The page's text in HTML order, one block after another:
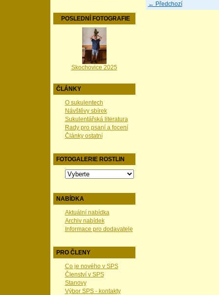
POSLEDNÍ FOTOGRAFIE
Skochovice 2025
ČLÁNKY
O sukulentech
Návštěvy sbírek
Sukulentářská literatura
Rady pro psaní a focení
Články ostatní
FOTOGALERIE ROSTLIN
NABÍDKA
Aktuální nabídka
Archiv nabídek
Informace pro dodavatele
PRO ČLENY
Co je nového v SPS
Členství v SPS
Stanovy
Výbor SPS - kontakty
← Předchozí